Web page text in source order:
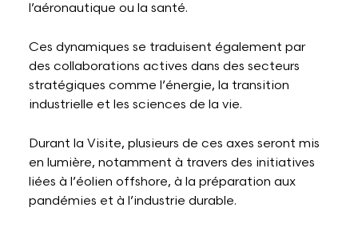
l’aéronautique ou la santé.
Ces dynamiques se traduisent également par
des collaborations actives dans des secteurs
stratégiques comme l’énergie, la transition
industrielle et les sciences de la vie.
Durant la Visite, plusieurs de ces axes seront mis
en lumière, notamment à travers des initiatives
liées à l’éolien offshore, à la préparation aux
pandémies et à l’industrie durable.